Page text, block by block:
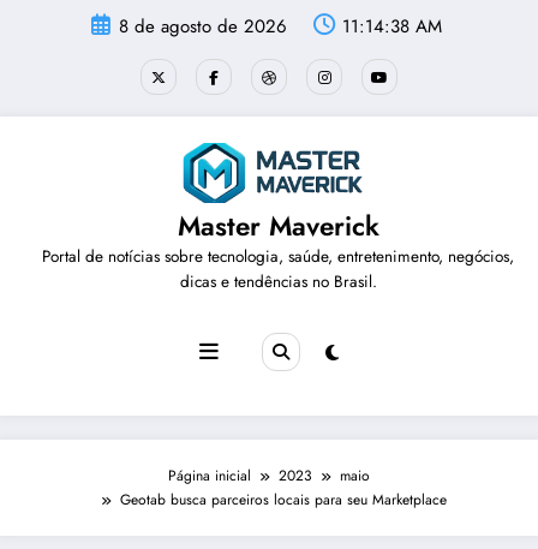
8 de agosto de 2026 11:14:38 AM
Master Maverick
Portal de notícias sobre tecnologia, saúde, entretenimento, negócios,
dicas e tendências no Brasil.
Página inicial 2023
maio
Geotab busca parceiros locais para seu Marketplace